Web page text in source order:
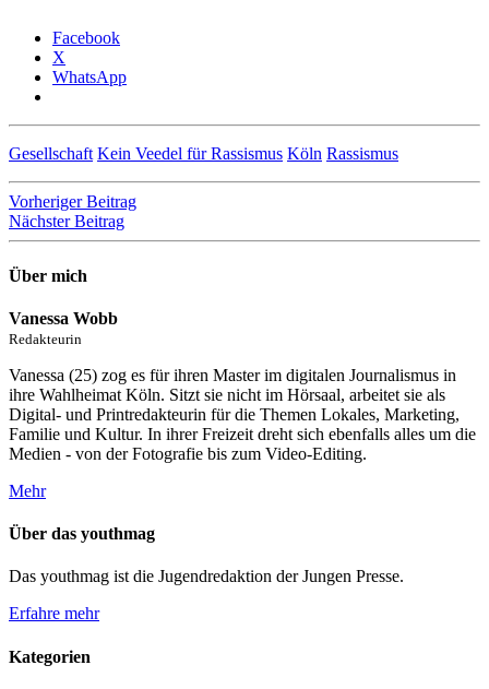
Facebook
X
WhatsApp
Gesellschaft Kein Veedel für Rassismus Köln Rassismus
Beitragsnavigation
Vorheriger Beitrag
Nächster Beitrag
Über mich
Vanessa Wobb
Redakteurin
Vanessa (25) zog es für ihren Master im digitalen Journalismus in
ihre Wahlheimat Köln. Sitzt sie nicht im Hörsaal, arbeitet sie als
Digital- und Printredakteurin für die Themen Lokales, Marketing,
Familie und Kultur. In ihrer Freizeit dreht sich ebenfalls alles um die
Medien - von der Fotografie bis zum Video-Editing.
Mehr
Über das youthmag
Das youthmag ist die Jugendredaktion der Jungen Presse.
Erfahre mehr
Kategorien